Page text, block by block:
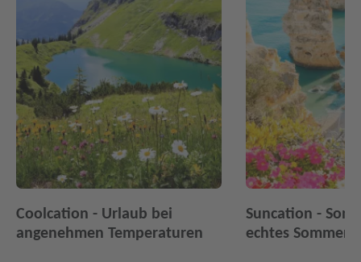
Coolcation - Urlaub bei
angenehmen Temperaturen
Suncation -
echtes